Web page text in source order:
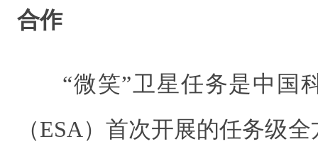
合作
“微笑”卫星任务是中国
（ESA）首次开展的任务级